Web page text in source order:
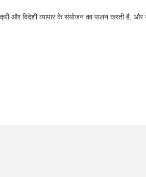
और विदेशी व्यापार के संयोजन का पालन करती है, और